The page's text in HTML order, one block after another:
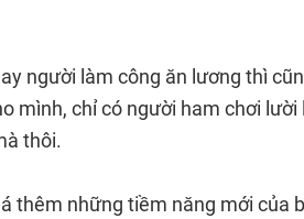
người làm công ăn lương thì
mình, chỉ có người ham chơi
thôi.
thêm những tiềm năng mới của